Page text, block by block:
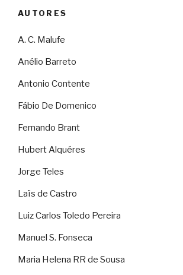
AUTORES
A. C. Malufe
Anélio Barreto
Antonio Contente
Fábio De Domenico
Fernando Brant
Hubert Alquéres
Jorge Teles
Laïs de Castro
Luiz Carlos Toledo Pereira
Manuel S. Fonseca
Maria Helena RR de Sousa